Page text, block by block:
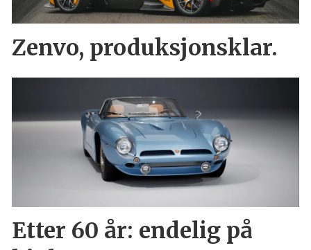
Zenvo, produksjonsklar.
Etter 60 år: endelig på